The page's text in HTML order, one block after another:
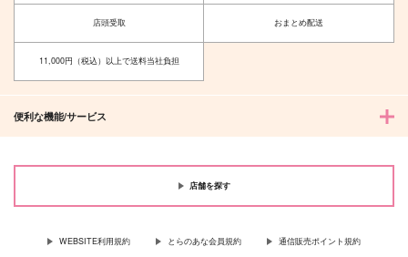
それでも今を生きてい
空色時間
1,305円（税込）
リンク×ゼルダ
作品詳細
【再販】生きてこそ。
aoyukiko08
作品詳細
店頭受取 おまとめ配送
11,000円（税込）以上で送料当社負担
便利な機能/サービス
店舗を探す
WEBSITE利用規約 とらのあな会員規約 通信販売ポイント規約